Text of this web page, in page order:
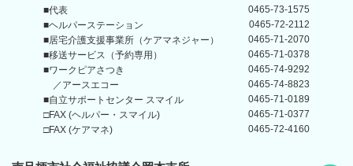
■代表
0465-73-1575
■ヘルパーステーション
0465-72-2112
■居宅介護支援事業所 （ケアマネジャー）
0465-71-2070
■移送サービス（予約専用）
0465-71-0378
■ワークピアさつき
0465-74-9292
／アースエコー
0465-74-8823
■自立サポートセンター スマイル
0465-71-0189
□FAX (ヘルパー・スマイル)
0465-71-0377
□FAX (ケアマネ)
0465-72-4160